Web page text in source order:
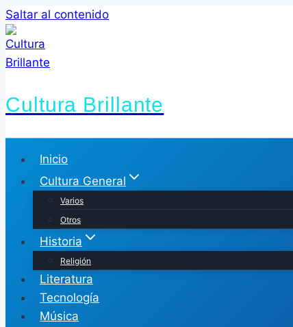
Saltar al contenido
Cultura Brillante
Inicio
Cultura General
Varios
Otros
Historia
Religión
Literatura
Tecnología
Música